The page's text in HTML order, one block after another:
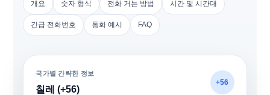
개요 숫자 형식 전화 거는 방법 시간 및 시간대
긴급 전화번호 통화 예시 FAQ
국가별 간략한 정보
칠레 (+56)
+56